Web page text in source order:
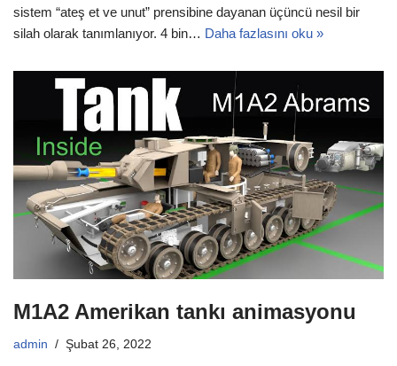
sistem “ateş et ve unut” prensibine dayanan üçüncü nesil bir
silah olarak tanımlanıyor. 4 bin… Daha fazlasını oku »
M1A2 Amerikan tankı animasyonu
admin Şubat 26, 2022